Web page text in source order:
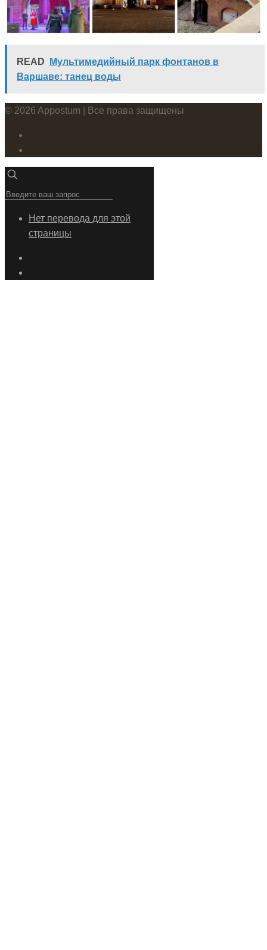
READ
Мультимедийный парк фонтанов в
Варшаве: танец воды
© 2026 Appostum | Все права защищены
Нет перевода для этой
страницы